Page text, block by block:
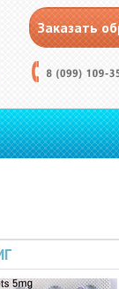
Заказать